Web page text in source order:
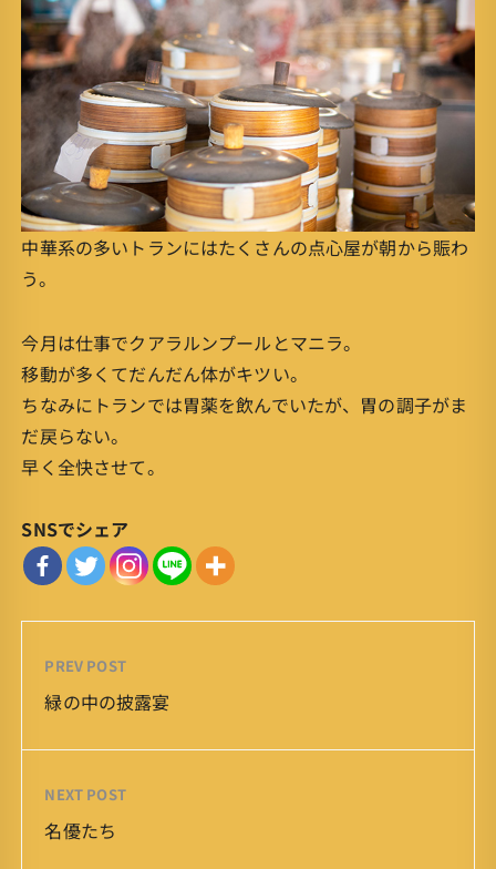
中華系の多いトランにはたくさんの点心屋が朝から賑わ
う。
今月は仕事でクアラルンプールとマニラ。
移動が多くてだんだん体がキツい。
ちなみにトランでは胃薬を飲んでいたが、胃の調子がま
だ戻らない。
早く全快させて。
SNSでシェア
PREV POST
緑の中の披露宴
NEXT POST
名優たち